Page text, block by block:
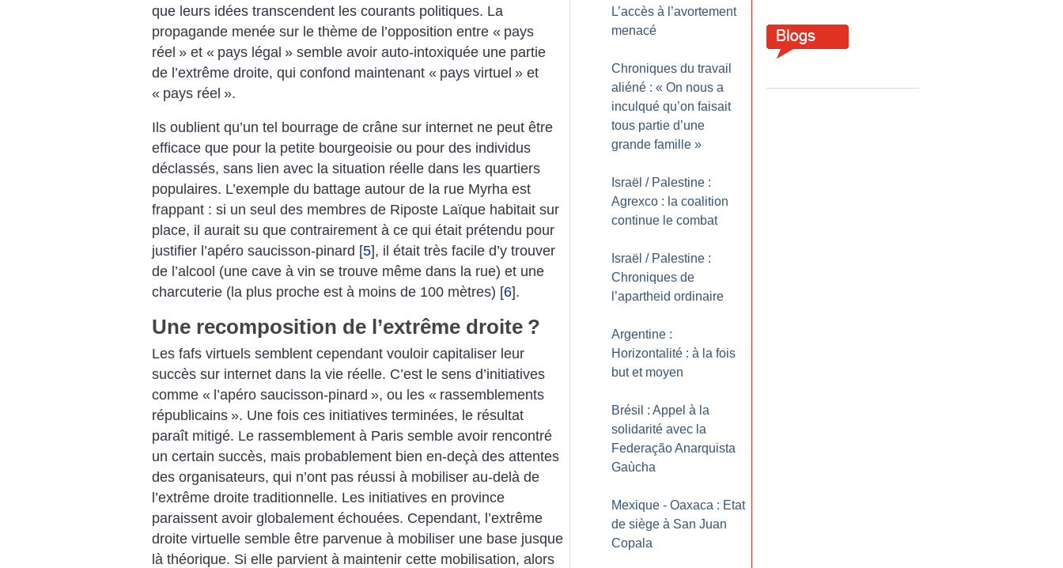
que leurs idées transcendent les courants politiques. La
propagande menée sur le thème de l’opposition entre « pays
réel » et « pays légal » semble avoir auto-intoxiquée une partie
de l’extrême droite, qui confond maintenant « pays virtuel » et
« pays réel ».
Ils oublient qu’un tel bourrage de crâne sur internet ne peut être
efficace que pour la petite bourgeoisie ou pour des individus
déclassés, sans lien avec la situation réelle dans les quartiers
populaires. L’exemple du battage autour de la rue Myrha est
frappant : si un seul des membres de Riposte Laïque habitait sur
place, il aurait su que contrairement à ce qui était prétendu pour
justifier l’apéro saucisson-pinard [5], il était très facile d’y trouver
de l’alcool (une cave à vin se trouve même dans la rue) et une
charcuterie (la plus proche est à moins de 100 mètres) [6].
Une recomposition de l’extrême droite ?
Les fafs virtuels semblent cependant vouloir capitaliser leur
succès sur internet dans la vie réelle. C’est le sens d’initiatives
comme « l’apéro saucisson-pinard », ou les « rassemblements
républicains ». Une fois ces initiatives terminées, le résultat
paraît mitigé. Le rassemblement à Paris semble avoir rencontré
un certain succès, mais probablement bien en-deçà des attentes
des organisateurs, qui n’ont pas réussi à mobiliser au-delà de
l’extrême droite traditionnelle. Les initiatives en province
paraissent avoir globalement échouées. Cependant, l’extrême
droite virtuelle semble être parvenue à mobiliser une base jusque
là théorique. Si elle parvient à maintenir cette mobilisation, alors
L’accès à l’avortement
menacé
Chroniques du travail
aliéné : « On nous a
inculqué qu’on faisait
tous partie d’une
grande famille »
Israël / Palestine :
Agrexco : la coalition
continue le combat
Israël / Palestine :
Chroniques de
l’apartheid ordinaire
Argentine :
Horizontalité : à la fois
but et moyen
Brésil : Appel à la
solidarité avec la
Federação Anarquista
Gaùcha
Mexique - Oaxaca : Etat
de siège à San Juan
Copala